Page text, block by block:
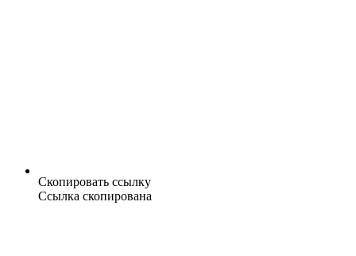
Скопировать ссылку
Ссылка скопирована